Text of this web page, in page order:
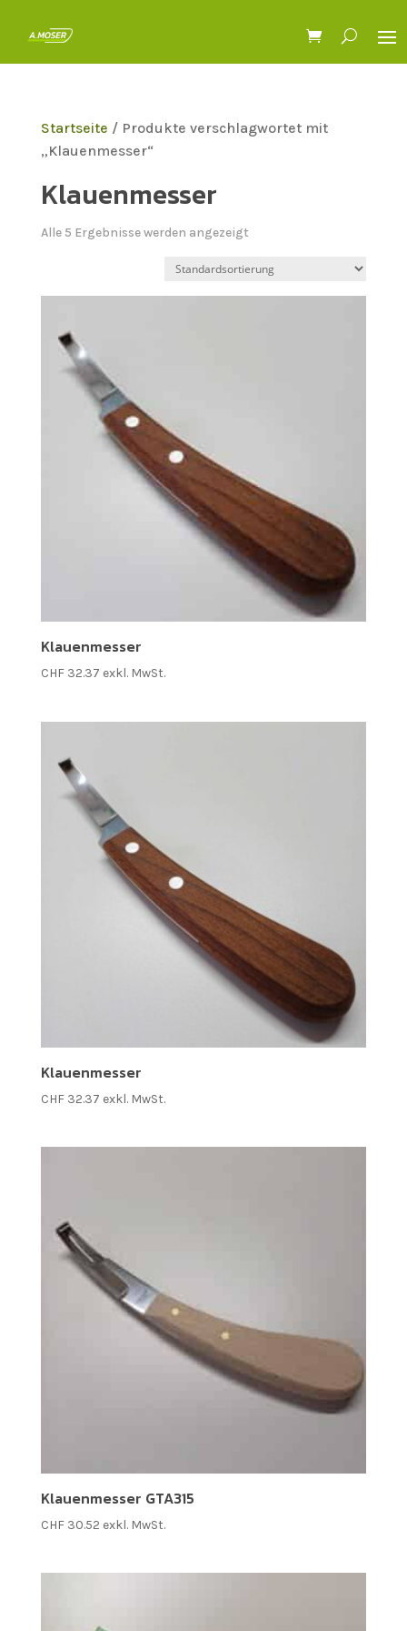
Startseite / Produkte verschlagwortet mit
„Klauenmesser“
Klauenmesser
Alle 5 Ergebnisse werden angezeigt
Klauenmesser
CHF32.37 exkl. MwSt.
Klauenmesser
CHF32.37 exkl. MwSt.
Klauenmesser GTA315
CHF30.52 exkl. MwSt.